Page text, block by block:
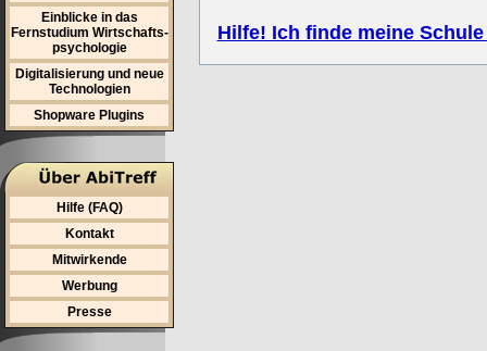
Einblicke in das
Fernstudium Wirtschafts-
psychologie
Digitalisierung und neue
Technologien
Shopware Plugins
Hilfe (FAQ)
Kontakt
Mitwirkende
Werbung
Presse
Hilfe! Ich finde meine